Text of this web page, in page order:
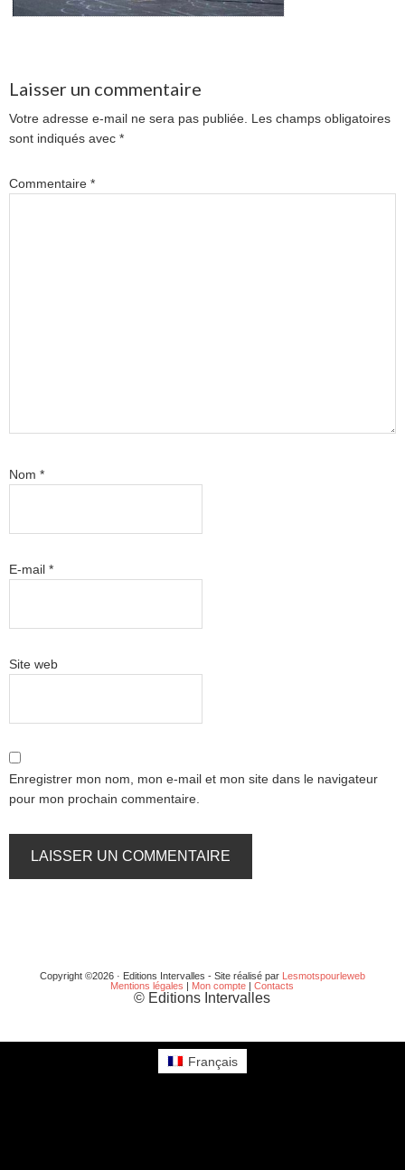
Laisser un commentaire
Votre adresse e-mail ne sera pas publiée. Les champs obligatoires
sont indiqués avec *
Commentaire *
Nom *
E-mail *
Site web
Enregistrer mon nom, mon e-mail et mon site dans le navigateur
pour mon prochain commentaire.
Copyright ©2026 · Editions Intervalles - Site réalisé par
Lesmotspourleweb
Mentions légales
Mon compte |Contacts
© Editions Intervalles
Français